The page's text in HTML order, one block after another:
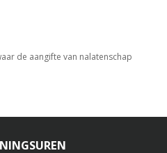
de aangifte van nalatenschap